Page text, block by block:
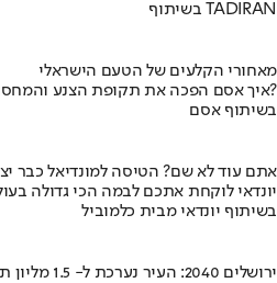
בשיתוף TADIRAN
מאחורי הקלעים של הטעם הישראלי
איך אסם הפכה את תקופת הצנע והמחסור הקשה של שנות ה-40 למותג לאומי?
בשיתוף אסם
אתם עוד לא שם? הטיסה למונדיאל כבר
יונדאי לוקחת אתכם לבמה הכי גדולה
בשיתוף יונדאי מבית כלמוביל
ירושלים 2040: העיר נערכת ל- 1.5 מליון תושבים